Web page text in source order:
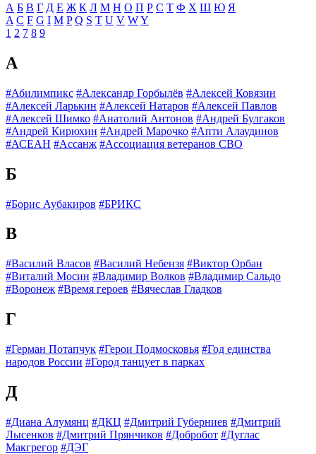
А Б В Г Д Е Ж К Л М Н О П Р С Т Ф Х Ш Ю Я
A C F G I M P Q S T U V WY
1 2 7 8 9
А
#Абилимпикс #Александр Горбылёв #Алексей Ковязин
#Алексей Ларькин #Алексей Натаров #Алексей Павлов
#Алексей Шимко #Анатолий Антонов #Андрей Булгаков
#Андрей Кирюхин #Андрей Марочко #Апти Алаудинов
#АСЕАН #Ассанж #Ассоциация ветеранов СВО
Б
#Борис Аубакиров #БРИКС
В
#Василий Власов #Василий Небензя #Виктор Орбан
#Виталий Мосин #Владимир Волков #Владимир Сальдо
#Воронеж #Время героев #Вячеслав Гладков
Г
#Герман Потапчук #Герои Подмосковья #Год единства
народов России #Город танцует в парках
Д
#Диана Алумянц #ДКЦ #Дмитрий Губерниев #Дмитрий
Лысенков #Дмитрий Прянчиков #Добробот #Дуглас
Макгрегор #ДЭГ